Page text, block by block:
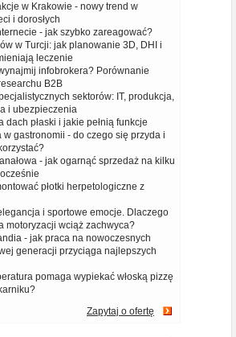
w Krakowie - nowy trend w
i dorosłych
- jak szybko zareagować?
w Turcji: jak planowanie 3D, DHI i
leczenie
infobrokera? Porównanie
B2B
sektorów: IT, produkcja,
i ubezpieczenia
dach płaski i jakie pełnią funkcje
w gastronomii - do czego się przyda i
- jak ogarnąć sprzedaż na kilku
płotki herpetologiczne z
i sportowe emocje. Dlaczego
motoryzacji wciąż zachwyca?
- jak praca na nowoczesnych
generacji przyciąga najlepszych
pomaga wypiekać włoską pizzę
Zapytaj o ofertę